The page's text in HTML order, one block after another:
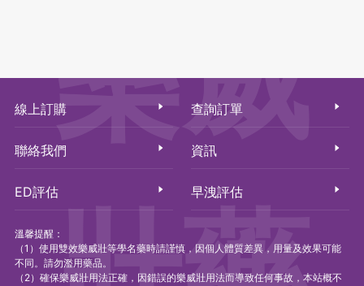
線上訂購 查詢訂單
聯絡我們 資訊
ED評估 早洩評估
溫馨提醒：
（1）使用雙效樂威壯等學名藥時請謹慎，因個人體質差異，用量及效果可能
不同。請勿濫用藥品。
（2）確保樂威壯用法正確，因錯誤的樂威壯用法而導致任何事故，本站概不
樂威